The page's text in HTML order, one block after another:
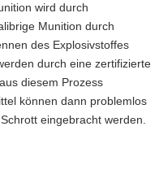
wird durch
Munition durch
des Explosivstoffes
durch eine zertifizierte
diesem Prozess
können dann problemlos
eingebracht werden.